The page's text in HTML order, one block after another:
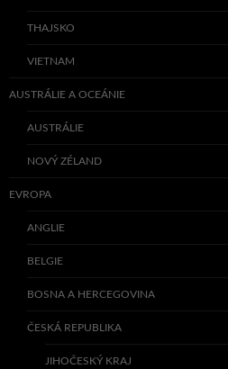
THAJSKO
VIETNAM
AUSTRÁLIE A OCEÁNIE
AUSTRÁLIE
NOVÝ ZÉLAND
EVROPA
ANGLIE
BELGIE
BOSNA A HERCEGOVINA
ČESKÁ REPUBLIKA
JIHOČESKÝ KRAJ